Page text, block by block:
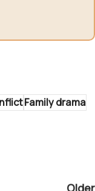
Family drama
Older